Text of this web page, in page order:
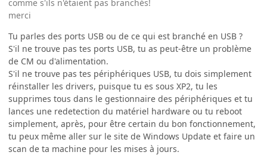
comme s'ils n'étaient pas branchés!
merci
Tu parles des ports USB ou de ce qui est branché en USB ?
S'il ne trouve pas tes ports USB, tu as peut-être un problème
de CM ou d'alimentation.
S'il ne trouve pas tes périphériques USB, tu dois simplement
réinstaller les drivers, puisque tu es sous XP2, tu les
supprimes tous dans le gestionnaire des périphériques et tu
lances une redetection du matériel hardware ou tu reboot
simplement, après, pour être certain du bon fonctionnement,
tu peux même aller sur le site de Windows Update et faire un
scan de ta machine pour les mises à jours.